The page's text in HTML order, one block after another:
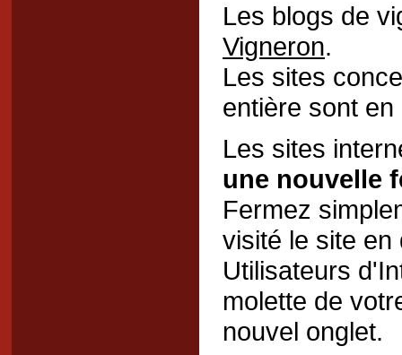
Les blogs de
Vigneron.
Les sites
entière sont
Les sites
une nouvelle
Fermez
visité le site
Utilisateurs
molette de
nouvel onglet.